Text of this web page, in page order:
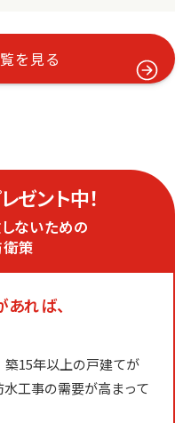
を見る
ゼント中！
ないための
策
れば、
15年以上の戸建てが
工事の需要が高まって